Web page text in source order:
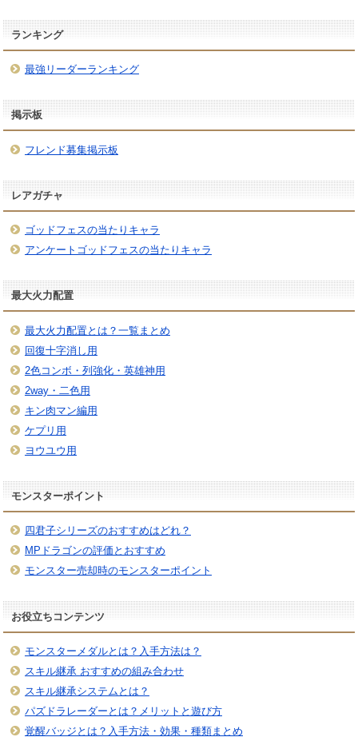
ランキング
最強リーダーランキング
掲示板
フレンド募集掲示板
レアガチャ
ゴッドフェスの当たりキャラ
アンケートゴッドフェスの当たりキャラ
最大火力配置
最大火力配置とは？一覧まとめ
回復十字消し用
2色コンボ・列強化・英雄神用
2way・二色用
キン肉マン編用
ケプリ用
ヨウユウ用
モンスターポイント
四君子シリーズのおすすめはどれ？
MPドラゴンの評価とおすすめ
モンスター売却時のモンスターポイント
お役立ちコンテンツ
モンスターメダルとは？入手方法は？
スキル継承 おすすめの組み合わせ
スキル継承システムとは？
パズドラレーダーとは？メリットと遊び方
覚醒バッジとは？入手方法・効果・種類まとめ